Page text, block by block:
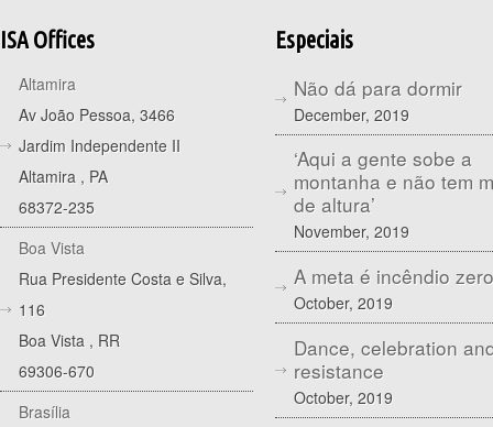
ISA Offices
Altamira
Av João Pessoa, 3466
Jardim Independente II
Altamira , PA
68372-235
Boa Vista
Rua Presidente Costa e Silva,
116
Boa Vista , RR
69306-670
Brasília
Especiais
Não dá para dormir
December, 2019
‘Aqui a gente sobe a
montanha e não tem
de altura’
November, 2019
A meta é incêndio zero
October, 2019
Dance, celebration
resistance
October, 2019